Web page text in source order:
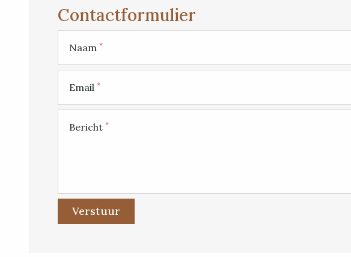
Contactformulier
Naam *
Email *
Bericht *
Verstuur